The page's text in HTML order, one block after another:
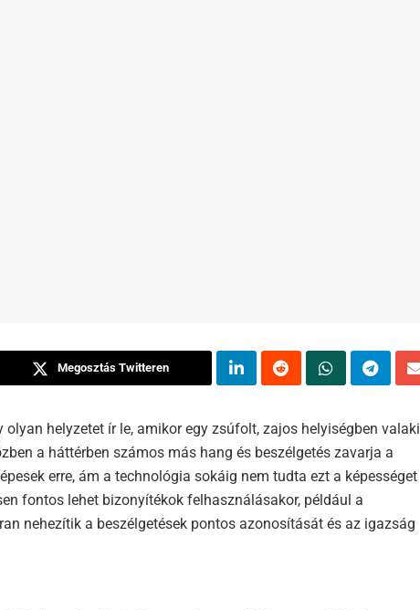
Megosztás Twitteren
olyan helyzetet ír le, amikor egy zsúfolt, zajos helyiségben valaki
a háttérben számos más hang és beszélgetés zavarja a
erre, ám a technológia sokáig nem tudta ezt a képességet
fontos lehet bizonyítékok felhasználásakor, például a
nehezítik a beszélgetések pontos azonosítását és az igazság